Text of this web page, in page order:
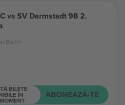
vs SV Darmstadt 98 2.
Berlin
BILETE
ÎN ABONEAZĂ-TE